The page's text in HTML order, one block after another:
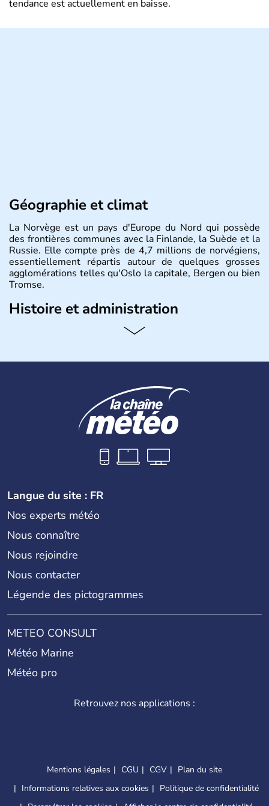
tendance est actuellement en baisse.
Géographie et climat
La Norvège est un pays d'Europe du Nord qui possède
des frontières communes avec la Finlande, la Suède et la
Russie. Elle compte près de 4,7 millions de norvégiens,
essentiellement répartis autour de quelques grosses
agglomérations telles qu'Oslo la capitale, Bergen ou bien
Tromse.
Histoire et administration
La Norvège est gouvernée par une monarchie
n'a pas encore adhéré à l'euro.
Langue du site : FR
Nos experts météo
Nous connaître
Nous rejoindre
Nous contacter
Légende des pictogrammes
METEO CONSULT
Météo Marine
Météo pro
Retrouvez nos applications :
Mentions légales CGU CGV
Plan du site
Informations relatives aux cookies
Politique de confidentialité